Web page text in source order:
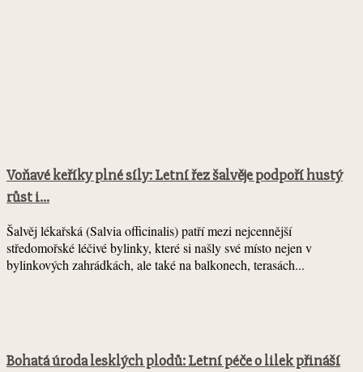
Voňavé keříky plné síly: Letní řez šalvěje podpoří hustý
růst i...
Šalvěj lékařská (Salvia officinalis) patří mezi nejcennější
středomořské léčivé bylinky, které si našly své místo nejen v
bylinkových zahrádkách, ale také na balkonech, terasách...
Bohatá úroda lesklých plodů: Letní péče o lilek přináší